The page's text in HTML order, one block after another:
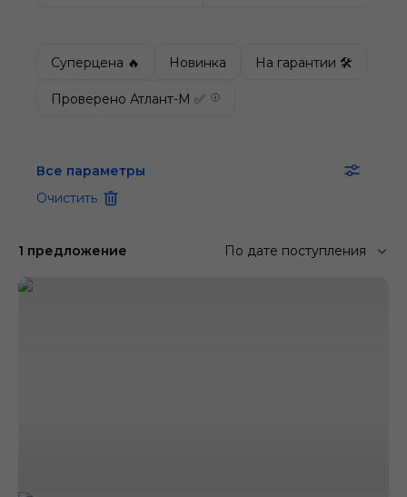
Суперцена 🔥 Новинка На гарантии 🛠
Проверено Атлант-М ✅
Все параметры
Очистить
1 предложение По дате поступления